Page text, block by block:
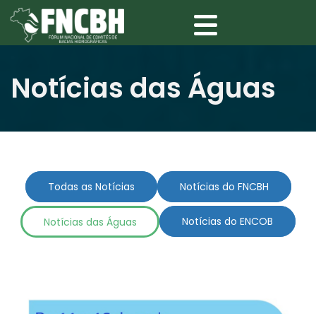
Notícias das Águas
Todas as Notícias Notícias do FNCBH
Notícias das Águas Notícias do ENCOB